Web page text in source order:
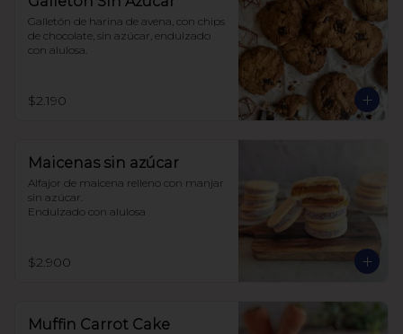
Galletón de harina de avena, con chips
de chocolate, sin azúcar, endulzado
con alulosa.
$2.190
Maicenas sin azúcar
Alfajor de maicena relleno con manjar
sin azúcar.
Endulzado con alulosa
$2.900
Muffin Carrot Cake